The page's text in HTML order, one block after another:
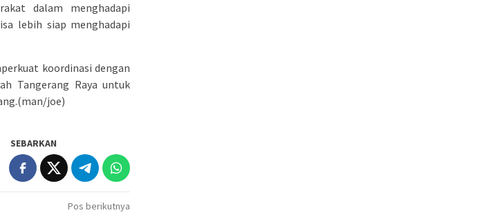
dalam menghadapi
lebih siap menghadapi
koordinasi dengan
Tangerang Raya untuk
joe)
SEBARKAN
Pos berikutnya